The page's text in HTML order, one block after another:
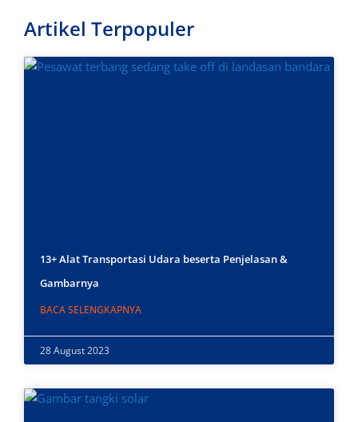
Artikel Terpopuler
13+ Alat Transportasi Udara beserta Penjelasan &
Gambarnya
BACA SELENGKAPNYA
28 August 2023